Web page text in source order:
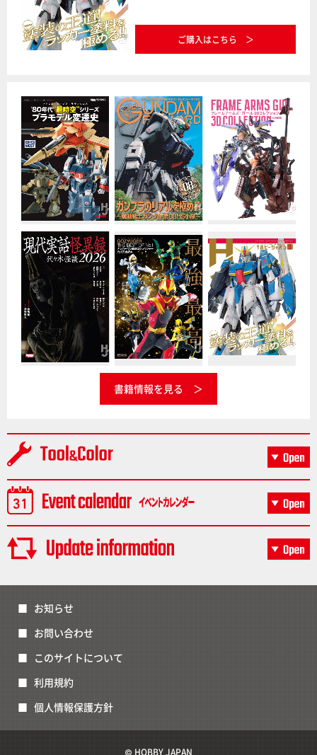
ご購入はこちら
書籍情報を見る
お知らせ
お問い合わせ
このサイトについて
利用規約
個人情報保護方針
© HOBBY JAPAN